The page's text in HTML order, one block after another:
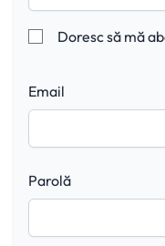
Doresc să mă
Email
Parolă